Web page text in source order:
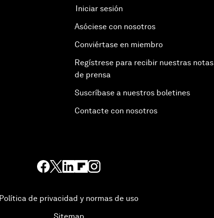
Iniciar sesión
Asóciese con nosotros
Conviértase en miembro
Regístrese para recibir nuestras notas
de prensa
Suscríbase a nuestros boletines
Contacte con nosotros
Política de privacidad y normas de uso